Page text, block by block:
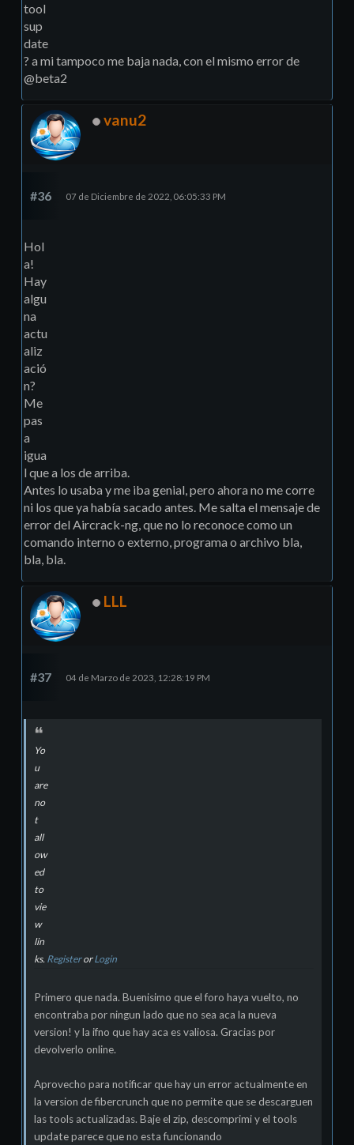
tool
sup
date
? a mi tampoco me baja nada, con el mismo error de
@beta2
vanu2
#36 07 de Diciembre de 2022, 06:05:33 PM
Hol
a!
Hay
algu
na
actu
aliz
ació
n?
Me
pas
a
igua
l que a los de arriba.
Antes lo usaba y me iba genial, pero ahora no me corre
ni los que ya había sacado antes. Me salta el mensaje de
error del Aircrack-ng, que no lo reconoce como un
comando interno o externo, programa o archivo bla,
bla, bla.
LLL
#37 04 de Marzo de 2023, 12:28:19 PM
Yo
u
are
no
t
all
ow
ed
to
vie
w
lin
ks. RegisterorLogin
Primero que nada. Buenisimo que el foro haya vuelto, no
encontraba por ningun lado que no sea aca la nueva
version! y la ifno que hay aca es valiosa. Gracias por
devolverlo online.
Aprovecho para notificar que hay un error actualmente en
la version de fibercrunch que no permite que se descarguen
las tools actualizadas. Baje el zip, descomprimi y el tools
update parece que no esta funcionando